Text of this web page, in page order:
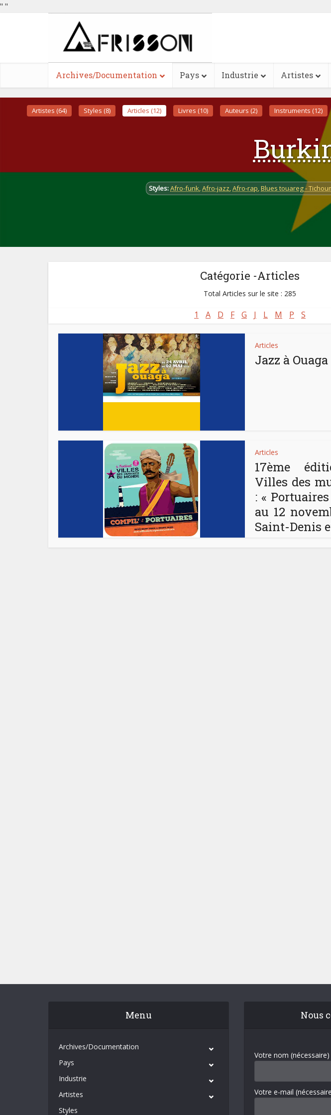
" "
Archives/Documentation Pays Industrie Artistes
Artistes (64) Styles (8) Articles (12) Livres (10) Auteurs (2) Instruments (12)
Styles:Afro-funk,Afro-jazz,Afro-rap,Blues touareg -
Catégorie -Articles
Total Articles sur le site : 285
1 A D F G J L M P S
Articles
Jazz à Ouaga
Articles
17ème
Villes des
: «
au 12
Saint-Denis
Menu
Archives/Documentation
Pays
Industrie
Artistes
Styles
Nous
Votre nom (nécessaire)
Votre e-mail